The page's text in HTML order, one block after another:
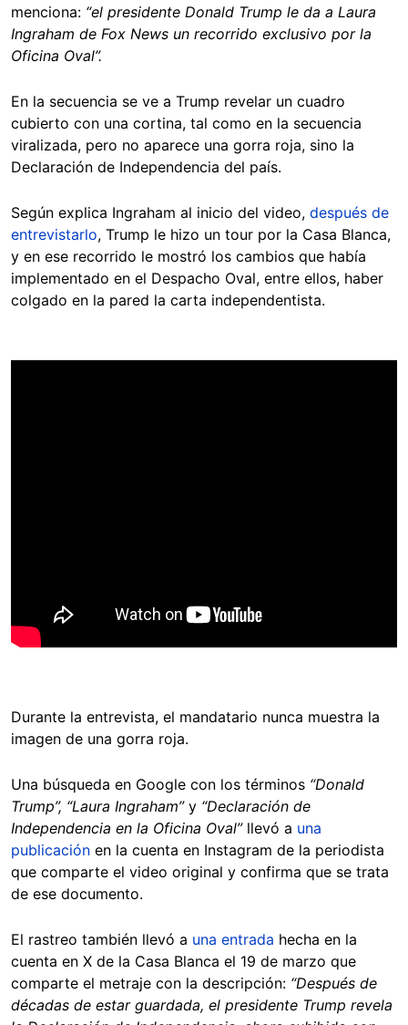
menciona: “el presidente Donald Trump le da a Laura
Ingraham de Fox News un recorrido exclusivo por la
Oficina Oval”.
En la secuencia se ve a Trump revelar un cuadro
cubierto con una cortina, tal como en la secuencia
viralizada, pero no aparece una gorra roja, sino la
Declaración de Independencia del país.
Según explica Ingraham al inicio del video, después de
entrevistarlo, Trump le hizo un tour por la Casa Blanca,
y en ese recorrido le mostró los cambios que había
implementado en el Despacho Oval, entre ellos, haber
colgado en la pared la carta independentista.
Durante la entrevista, el mandatario nunca muestra la
imagen de una gorra roja.
Una búsqueda en Google con los términos “Donald
Trump”, “Laura Ingraham” y “Declaración de
Independencia en la Oficina Oval”llevó a una
publicación en la cuenta en Instagram de la periodista
que comparte el video original y confirma que se trata
de ese documento.
El rastreo también llevó a una entrada hecha en la
cuenta en X de la Casa Blanca el 19 de marzo que
comparte el metraje con la descripción: “Después de
décadas de estar guardada, el presidente Trump revela